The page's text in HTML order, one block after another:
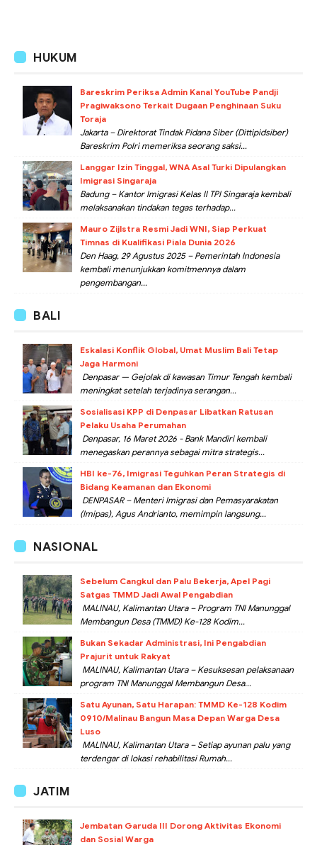
HUKUM
Bareskrim Periksa Admin Kanal YouTube Pandji
Pragiwaksono Terkait Dugaan Penghinaan Suku
Toraja
Jakarta – Direktorat Tindak Pidana Siber (Dittipidsiber)
Bareskrim Polri memeriksa seorang saksi...
Langgar Izin Tinggal, WNA Asal Turki Dipulangkan
Imigrasi Singaraja
Badung – Kantor Imigrasi Kelas II TPI Singaraja kembali
melaksanakan tindakan tegas terhadap...
Mauro Zijlstra Resmi Jadi WNI, Siap Perkuat
Timnas di Kualifikasi Piala Dunia 2026
Den Haag, 29 Agustus 2025 – Pemerintah Indonesia
kembali menunjukkan komitmennya dalam
pengembangan...
BALI
Eskalasi Konflik Global, Umat Muslim Bali Tetap
Jaga Harmoni
Denpasar — Gejolak di kawasan Timur Tengah kembali
meningkat setelah terjadinya serangan...
Sosialisasi KPP di Denpasar Libatkan Ratusan
Pelaku Usaha Perumahan
Denpasar, 16 Maret 2026 - Bank Mandiri kembali
menegaskan perannya sebagai mitra strategis...
HBI ke-76, Imigrasi Teguhkan Peran Strategis di
Bidang Keamanan dan Ekonomi
DENPASAR – Menteri Imigrasi dan Pemasyarakatan
(Imipas), Agus Andrianto, memimpin langsung...
NASIONAL
Sebelum Cangkul dan Palu Bekerja, Apel Pagi
Satgas TMMD Jadi Awal Pengabdian
MALINAU, Kalimantan Utara – Program TNI Manunggal
Membangun Desa (TMMD) Ke-128 Kodim...
Bukan Sekadar Administrasi, Ini Pengabdian
Prajurit untuk Rakyat
MALINAU, Kalimantan Utara – Kesuksesan pelaksanaan
program TNI Manunggal Membangun Desa...
Satu Ayunan, Satu Harapan: TMMD Ke-128 Kodim
0910/Malinau Bangun Masa Depan Warga Desa
Luso
MALINAU, Kalimantan Utara – Setiap ayunan palu yang
terdengar di lokasi rehabilitasi Rumah...
JATIM
Jembatan Garuda III Dorong Aktivitas Ekonomi
dan Sosial Warga